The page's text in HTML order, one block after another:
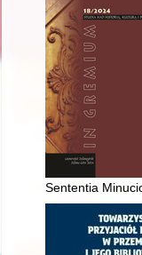
Sententia